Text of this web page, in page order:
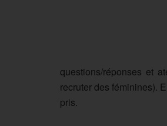
questions/réponses et
recruter des féminines).
pris.